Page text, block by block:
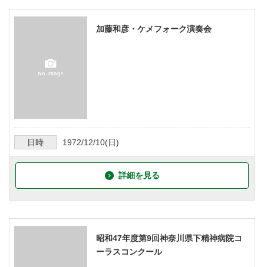
加藤和彦・ケメフォーク演奏会
日時 1972/12/10(日)
詳細を見る
昭和47年度第9回神奈川県下精神病院コ
ーラスコンクール